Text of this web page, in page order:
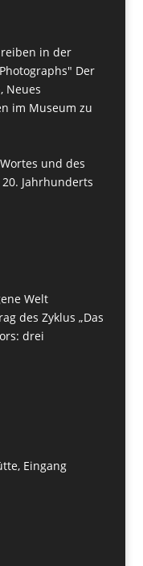
in der
Der
Neues
im Museum zu
und des
Jahrhunderts
Welt
des Zyklus „Das
drei
Eingang